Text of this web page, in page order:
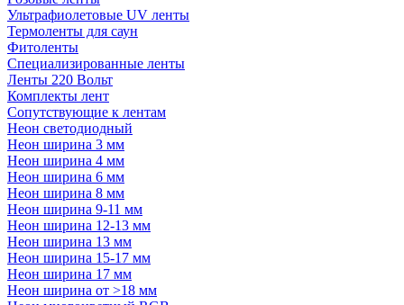
Ультрафиолетовые UV ленты
Термоленты для саун
Фитоленты
Специализированные ленты
Ленты 220 Вольт
Комплекты лент
Сопутствующие к лентам
Неон светодиодный
Неон ширина 3 мм
Неон ширина 4 мм
Неон ширина 6 мм
Неон ширина 8 мм
Неон ширина 9-11 мм
Неон ширина 12-13 мм
Неон ширина 13 мм
Неон ширина 15-17 мм
Неон ширина 17 мм
Неон ширина от >18 мм